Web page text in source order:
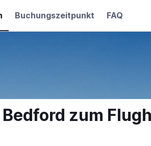
Buchungszeitpunkt FAQ
zum